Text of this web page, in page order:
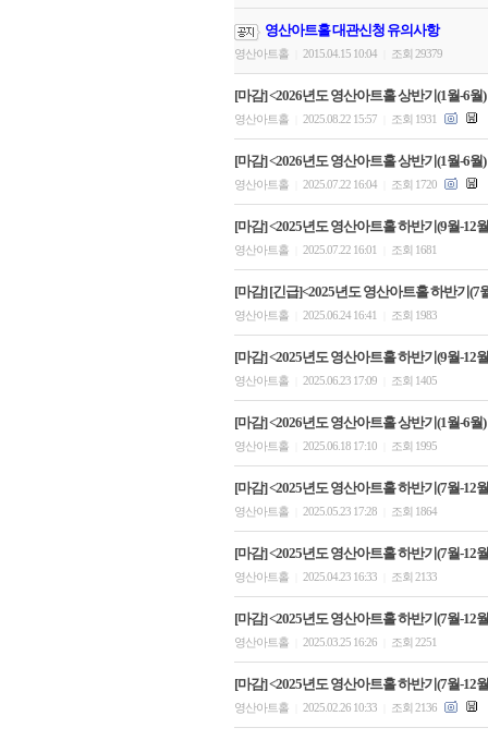
영산아트홀 대관신청 유의사항
영산아트홀 2015.04.15 10:04 조회 29379
[마감] <2026년도 영산아트홀 상반기(1월-6월
영산아트홀 2025.08.22 15:57 조회 1931
[마감] <2026년도 영산아트홀 상반기(1월-6월
영산아트홀 2025.07.22 16:04 조회 1720
[마감] <2025년도 영산아트홀 하반기(9월-12
영산아트홀 2025.07.22 16:01 조회 1681
[마감] [긴급]<2025년도 영산아트홀 하반기(7
영산아트홀 2025.06.24 16:41 조회 1983
[마감] <2025년도 영산아트홀 하반기(9월-12
영산아트홀 2025.06.23 17:09 조회 1405
[마감] <2026년도 영산아트홀 상반기(1월-6월
영산아트홀 2025.06.18 17:10 조회 1995
[마감] <2025년도 영산아트홀 하반기(7월-12
영산아트홀 2025.05.23 17:28 조회 1864
[마감] <2025년도 영산아트홀 하반기(7월-12
영산아트홀 2025.04.23 16:33 조회 2133
[마감] <2025년도 영산아트홀 하반기(7월-12
영산아트홀 2025.03.25 16:26 조회 2251
[마감] <2025년도 영산아트홀 하반기(7월-12
영산아트홀 2025.02.26 10:33 조회 2136